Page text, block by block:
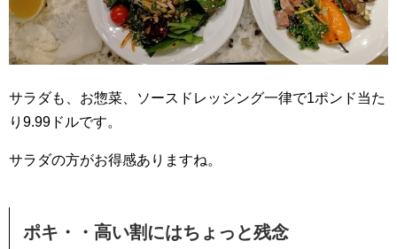
サラダも、お惣菜、ソースドレッシング一律で1ポンド当た
り9.99ドルです。
サラダの方がお得感ありますね。
ポキ・・高い割にはちょっと残念